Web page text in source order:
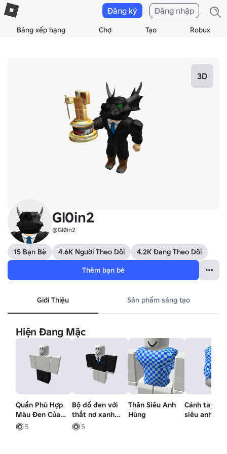
Bảng xếp hạng Chợ Tạo Robux
Đăng ký Đăng nhập
3D
Gl0in2
@Gl0in2
15 Bạn Bè 4.6K Người Theo Dõi
4.2K Đang Theo Dõi
Thêm bạn bè
Giới Thiệu Sản phẩm sáng tạo
Hiện Đang Mặc
Quần Phù Hợp
Màu Đen Của
Armitroner
5
Bộ đồ đen với
thắt nơ xanh
dương của
Armitroner
5
Thân Siêu Anh
Hùng
Cánh tay
siêu anh